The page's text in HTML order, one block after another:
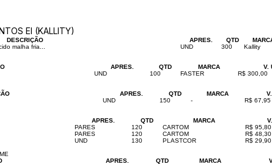
EI (KALLITY)
DESCRIÇÃO APRES. QTD
malha fria... UND 300 Kallity
APRES. QTD MARCA V.
UND 100 FASTER R$ 300,00
APRES. QTD MARCA
UND 150 - R$ 67,95
APRES. QTD MARCA
PARES 120 CARTOM R$ 95,80
PARES 120 CARTOM R$ 48,30
UND 130 PLASTCOR R$ 29,90
APRES. QTD MARCA